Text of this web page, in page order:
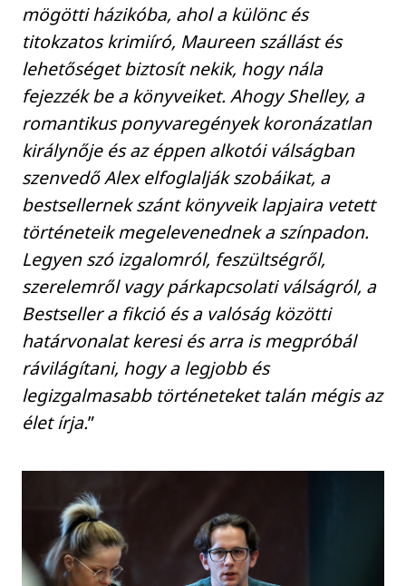
mögötti házikóba, ahol a különc és
titokzatos krimiíró, Maureen szállást és
lehetőséget biztosít nekik, hogy nála
fejezzék be a könyveiket. Ahogy Shelley, a
romantikus ponyvaregények koronázatlan
királynője és az éppen alkotói válságban
szenvedő Alex elfoglalják szobáikat, a
bestsellernek szánt könyveik lapjaira vetett
történeteik megelevenednek a színpadon.
Legyen szó izgalomról, feszültségről,
szerelemről vagy párkapcsolati válságról, a
Bestseller a fikció és a valóság közötti
határvonalat keresi és arra is megpróbál
rávilágítani, hogy a legjobb és
legizgalmasabb történeteket talán mégis az
élet írja.”